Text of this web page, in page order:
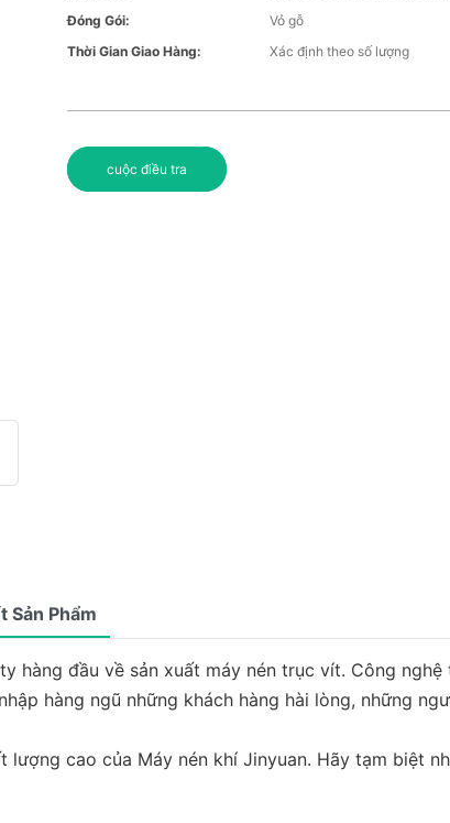
Đóng Gói:
Vỏ gỗ
Thời Gian Giao Hàng:
Xác định theo số lượng
cuộc điều tra
Sản Phẩm
hàng đầu về sản xuất máy nén trục vít. Công
hàng ngũ những khách hàng hài lòng, những
cao của Máy nén khí Jinyuan. Hãy tạm biệt